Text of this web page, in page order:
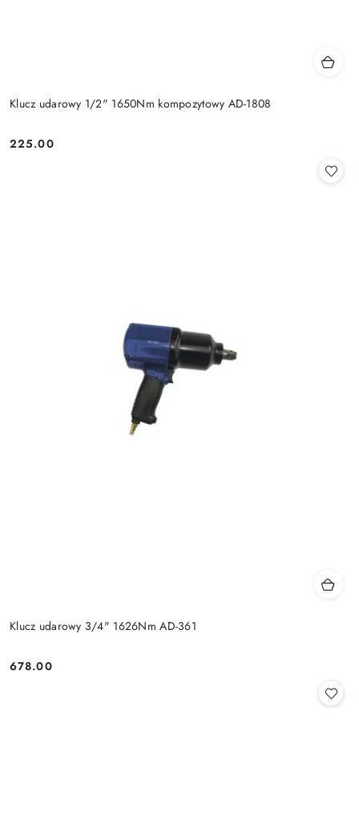
Klucz udarowy 1/2" 1650Nm kompozytowy AD-1808
Cena:
225.00
Klucz udarowy 3/4" 1626Nm AD-361
Cena:
678.00